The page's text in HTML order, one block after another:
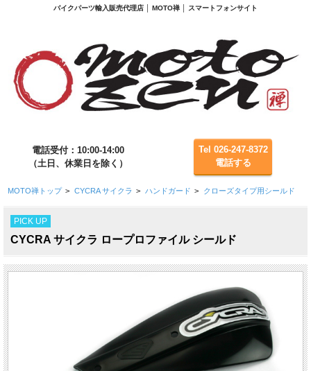
バイクパーツ輸入販売代理店 │ MOTO禅 │ スマートフォンサイト
電話受付：10:00-14:00
（土日、休業日を除く）
Tel 026-247-8372
電話する
MOTO禅トップ > CYCRA サイクラ > ハンドガード > クローズタイプ用シールド
PICK UP
CYCRA サイクラ ロープロファイル シールド